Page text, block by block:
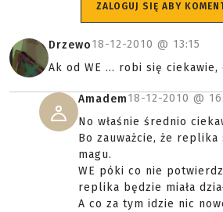
ZALOGUJ SIĘ ABY
Drzewo18-12-2010 @ 13:15
Ak od WE ... robi się ciekawie,
Amadem18-12-2010 @
No właśnie średnio
Bo zauważcie, że
magu.
WE póki co nie
replika będzie miała
A co za tym idzie nic